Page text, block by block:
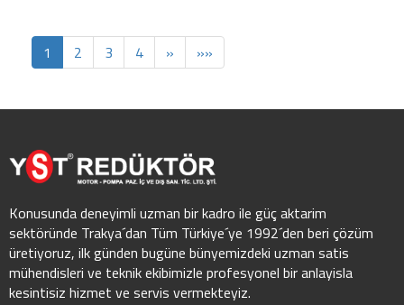
1 2 3 4 » »»
Konusunda deneyimli uzman bir kadro ile güç aktarim
sektöründe Trakya´dan Tüm Türkiye´ye 1992´den beri çözüm
üretiyoruz, ilk günden bugüne bünyemizdeki uzman satis
mühendisleri ve teknik ekibimizle profesyonel bir anlayisla
kesintisiz hizmet ve servis vermekteyiz.